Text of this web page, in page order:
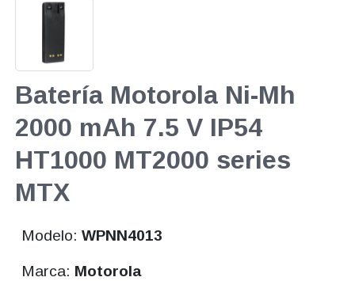
Batería Motorola Ni-Mh
2000 mAh 7.5 V IP54
HT1000 MT2000 series
MTX
Modelo:WPNN4013
Marca: Motorola